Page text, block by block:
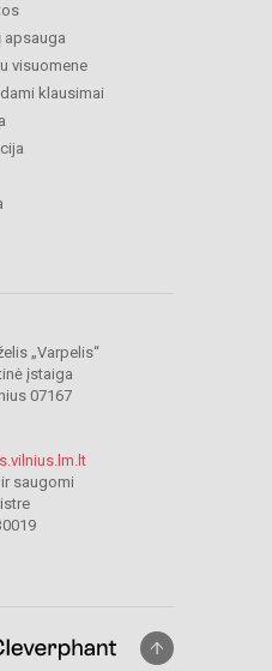
apsauga
visuomene
klausimai
„Varpelis“
įstaiga
07167
saugomi